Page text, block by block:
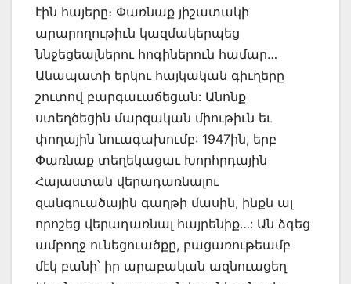
էին հայերը։ Փառնաք յիշատակի
արարողութիւն կազմակերպեց
ննջեցեալներու հոգիներուն համար…
Անապատի երկու հայկական գիւղերը
շուտով բարգաւաճեցան: Անոնք
ստեղծեցին մարզական միութիւն եւ
փողային նուագախումբ: 1947ին, երբ
Փառնաք տեղեկացաւ Խորհրդային
Հայաստան վերադառնալու
զանգուածային գաղթի մասին, ինքն ալ
որոշեց վերադառնալ հայրենիք…: Ան ձգեց
ամբողջ ունեցուածքը, բացառութեամբ
մէկ բանի՝ իր արաբական ազնուացեղ